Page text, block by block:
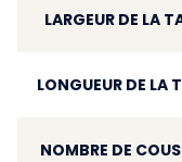
LARGEUR DE LA
LONGUEUR DE LA
NOMBRE DE